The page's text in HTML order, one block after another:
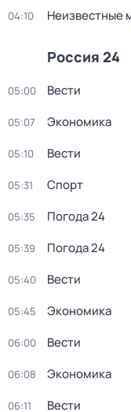
04:10 Неизвестные
Россия 24
05:00 Вести
05:07 Экономика
05:10 Вести
05:31 Спорт
05:35 Погода 24
05:39 Погода 24
05:40 Вести
05:45 Экономика
06:00 Вести
06:08 Экономика
06:11 Вести